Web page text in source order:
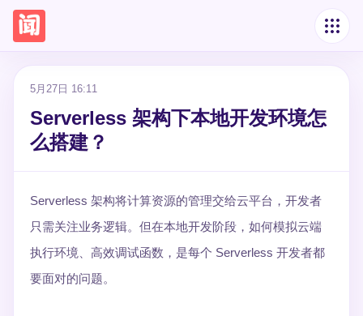
5月27日 16:11
Serverless 架构下本地开发环境怎
么搭建？
Serverless 架构将计算资源的管理交给云平台，开发者
只需关注业务逻辑。但在本地开发阶段，如何模拟云端
执行环境、高效调试函数，是每个 Serverless 开发者都
要面对的问题。